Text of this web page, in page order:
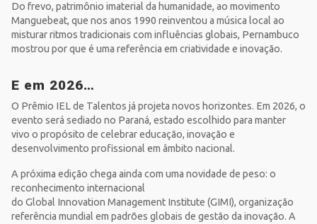
Do frevo, patrimônio imaterial da humanidade, ao movimento
Manguebeat, que nos anos 1990 reinventou a música local ao
misturar ritmos tradicionais com influências globais, Pernambuco
mostrou por que é uma referência em criatividade e inovação.
E em 2026…
O Prêmio IEL de Talentos já projeta novos horizontes. Em 2026, o
evento será sediado no Paraná, estado escolhido para manter
vivo o propósito de celebrar educação, inovação e
desenvolvimento profissional em âmbito nacional.
A próxima edição chega ainda com uma novidade de peso: o
reconhecimento internacional
do Global Innovation Management Institute (GIMI), organização
referência mundial em padrões globais de gestão da inovação. A